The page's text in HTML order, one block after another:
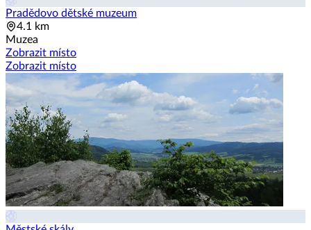
Pradědovo dětské muzeum
4.1 km
Muzea
Zobrazit místo
Zobrazit místo